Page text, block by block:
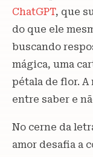
ChatGPT, que
do que ele
buscando
mágica, uma
pétala de flor. A
entre saber e
No cerne da
amor desafia a